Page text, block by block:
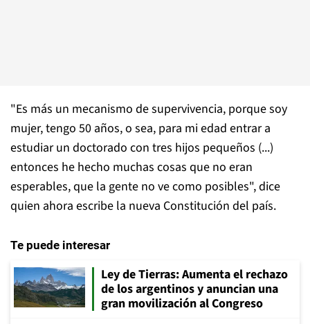
"Es más un mecanismo de supervivencia, porque soy
mujer, tengo 50 años, o sea, para mi edad entrar a
estudiar un doctorado con tres hijos pequeños (...)
entonces he hecho muchas cosas que no eran
esperables, que la gente no ve como posibles", dice
quien ahora escribe la nueva Constitución del país.
Te puede interesar
Ley de Tierras: Aumenta el rechazo
de los argentinos y anuncian una
gran movilización al Congreso